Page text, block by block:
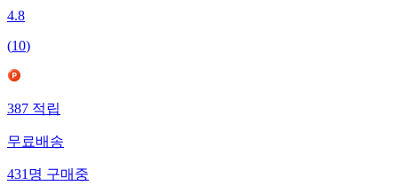
4.8
(10)
387적립
무료배송
431명구매중